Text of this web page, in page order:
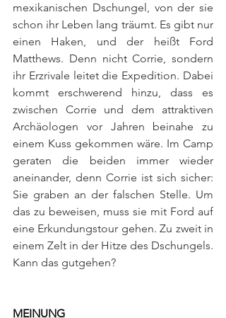
mexikanischen Dschungel, von der sie
schon ihr Leben lang träumt. Es gibt nur
einen Haken, und der heißt Ford
Matthews. Denn nicht Corrie, sondern
ihr Erzrivale leitet die Expedition. Dabei
kommt erschwerend hinzu, dass es
zwischen Corrie und dem attraktiven
Archäologen vor Jahren beinahe zu
einem Kuss gekommen wäre. Im Camp
geraten die beiden immer wieder
aneinander, denn Corrie ist sich sicher:
Sie graben an der falschen Stelle. Um
das zu beweisen, muss sie mit Ford auf
eine Erkundungstour gehen. Zu zweit in
einem Zelt in der Hitze des Dschungels.
Kann das gutgehen?
MEINUNG